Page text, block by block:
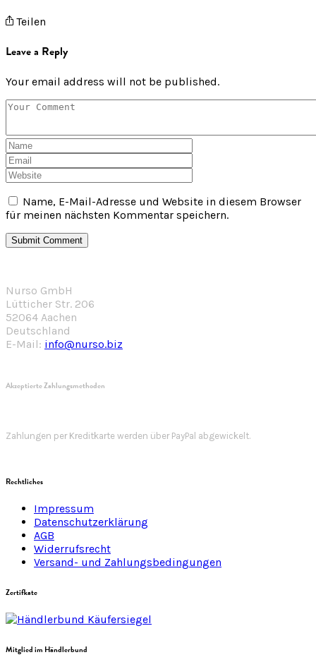
Teilen
Leave a Reply
Your email address will not be published.
Name, E-Mail-Adresse und Website in diesem Browser
für meinen nächsten Kommentar speichern.
Nurso GmbH
Lütticher Str. 206
52064 Aachen
Deutschland
E-Mail: info@nurso.biz
Akzeptierte Zahlungsmethoden
Zahlungen per Kreditkarte werden über PayPal abgewickelt.
Rechtliches
Impressum
Datenschutzerklärung
AGB
Widerrufsrecht
Versand- und Zahlungsbedingungen
Zertifkate
Mitglied im Händlerbund